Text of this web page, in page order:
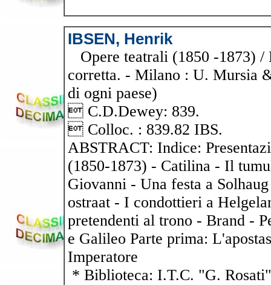
IBSEN, Henrik
Opere teatrali (1850 -1873) /
corretta. - Milano : U. Mursia
di ogni paese)
 C.D.Dewey: 839.
 Colloc. : 839.82 IBS.
ABSTRACT: Indice:
(1850-1873) - Catilina - Il
Giovanni - Una festa a
ostraat - I condottieri a
pretendenti al trono - Brand -
e Galileo Parte prima:
Imperatore
* Biblioteca: I.T.C. "G. Rosati"